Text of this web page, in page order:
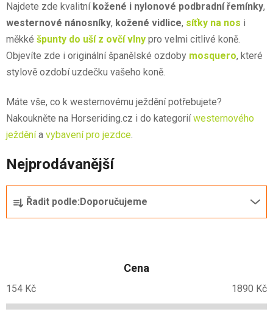
Najdete zde kvalitní kožené i nylonové podbradní řemínky,
westernové nánosníky, kožené vidlice, síťky na nos i
měkké špunty do uší z ovčí vlny pro velmi citlivé koně.
Objevíte zde i originální španělské ozdoby mosquero, které
stylově ozdobí uzdečku vašeho koně.
Máte vše, co k westernovému ježdění potřebujete?
Nakoukněte na Horseriding.cz i do kategoriíwesternového
ježděnía vybavení pro jezdce.
Nejprodávanější
p
r
Řadit podle: Doporučujeme
Cena
154 Kč 1890 Kč